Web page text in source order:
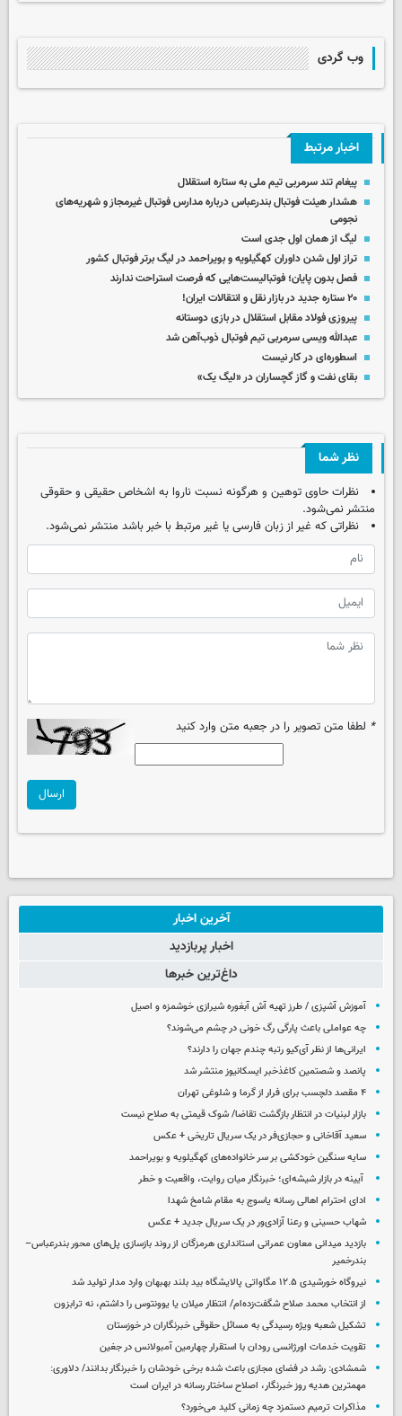
وب گردی
اخبار مرتبط
پیغام تند سرمربی تیم ملی به ستاره استقلال
هشدار هیئت فوتبال بندرعباس درباره مدارس فوتبال غیرمجاز و شهریه‌های
نجومی
لیگ از همان اول جدی است
تراز اول شدن داوران کهگیلویه و بویراحمد در لیگ برتر فوتبال کشور
فصل بدون پایان؛ فوتبالیست‌هایی که فرصت استراحت ندارند
۲۰ ستاره جدید در بازار نقل و انتقالات ایران!
پیروزی فولاد مقابل استقلال در بازی دوستانه
عبدالله ویسی سرمربی تیم فوتبال ذوب‌آهن شد
اسطوره‌ای در کار نیست
بقای نفت و گاز گچساران در «لیگ یک»
نظر شما
نظرات حاوی توهین و هرگونه نسبت ناروا به اشخاص حقیقی و حقوقی
منتشر نمی‌شود.
نظراتی که غیر از زبان فارسی یا غیر مرتبط با خبر باشد منتشر نمی‌شود.
* لطفا متن تصویر را در جعبه متن وارد کنید
ارسال
آخرین اخبار
اخبار پربازدید
داغ‌ترین خبرها
آموزش آشپزی / طرز تهیه آش آبغوره شیرازی خوشمزه و اصیل
چه عواملی باعث پارگی رگ خونی در چشم می‌شوند؟
ایرانی‌ها از نظر آی‌کیو رتبه چندم جهان را دارند؟
پانصد و شصتمین کاغذخبر ایسکانیوز منتشر شد
۴ مقصد دلچسب برای فرار از گرما و شلوغی تهران
بازار لبنیات در انتظار بازگشت تقاضا/ شوک قیمتی به صلاح نیست
سعید آقاخانی و حجازی‌فر در یک سریال تاریخی + عکس
سایه سنگین خودکشی بر سر خانواده‌های کهگیلویه و بویراحمد
آیینه در بازار شیشه‌ای؛ خبرنگار میان روایت، واقعیت و خطر
ادای احترام اهالی رسانه یاسوج به مقام شامخ شهدا
شهاب حسینی و رعنا آزادی‌ور در یک سریال جدید + عکس
بازدید میدانی معاون عمرانی استانداری هرمزگان از روند بازسازی پل‌های محور بندرعباس–
بندرخمیر
نیروگاه خورشیدی ۱۲.۵ مگاواتی پالایشگاه بید بلند بهبهان وارد مدار تولید شد
از انتخاب محمد صلاح شگفت‌زده‌ام/ انتظار میلان یا یوونتوس را داشتم، نه ترابزون
تشکیل شعبه ویژه رسیدگی به مسائل حقوقی خبرنگاران در خوزستان
تقویت خدمات اورژانسی رودان با استقرار چهارمین آمبولانس در جغین
شمشادی: رشد در فضای مجازی باعث شده برخی خودشان را خبرنگار بدانند/ دلاوری:
مهمترین هدیه‌ روز خبرنگار، اصلاح ساختار رسانه در ایران است
مذاکرات ترمیم دستمزد چه زمانی کلید می‌خورد؟